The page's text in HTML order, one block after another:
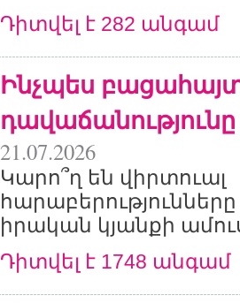
Դիտվել է 282 անգամ
Ինչպես
դավաճանությունը
21.07.2026
Կարո՞ղ են վիրտուալ
իրական կյանքի
Դիտվել է 1748 անգամ